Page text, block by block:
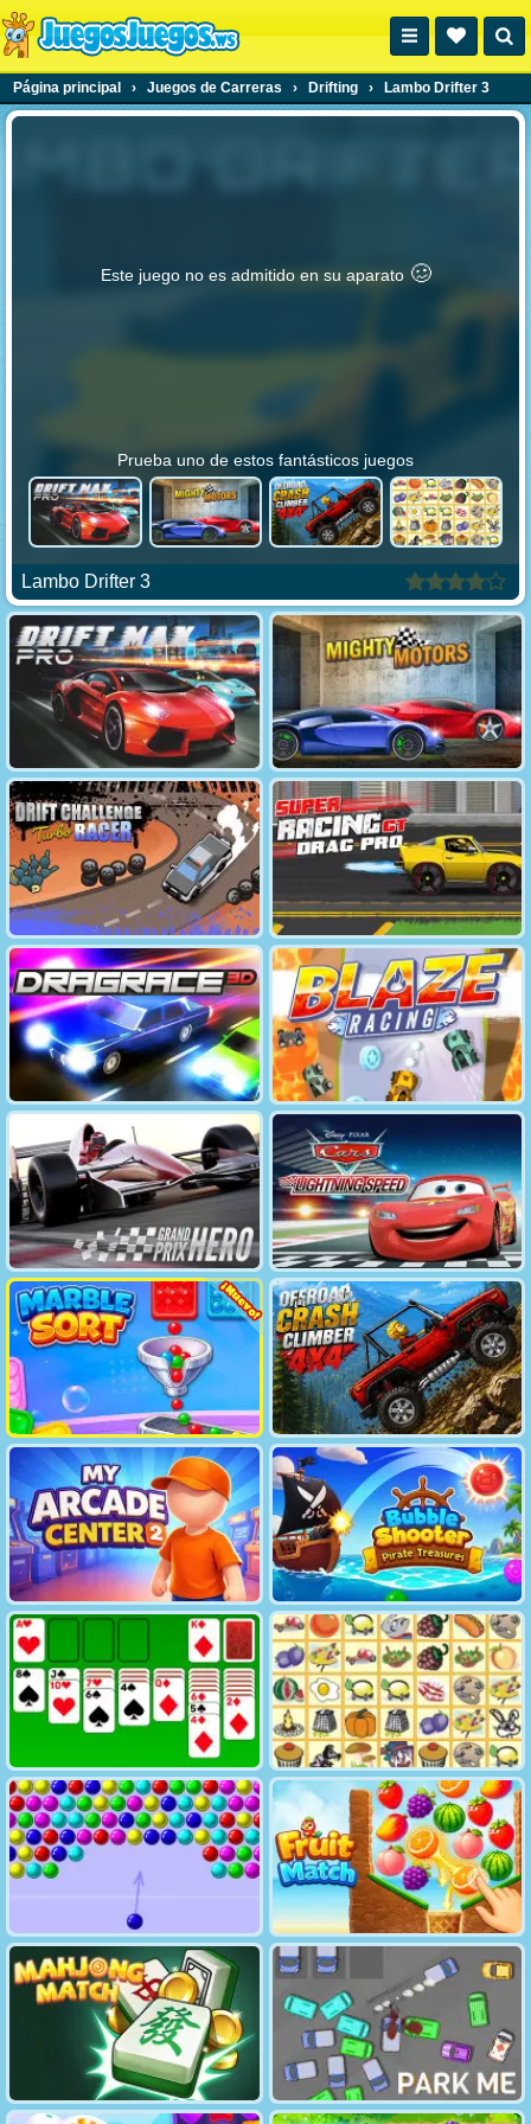
Página principal › Juegos de Carreras › Drifting › Lambo Drifter 3
Este juego no es admitido en su aparato 🥴️
Prueba uno de estos fantásticos juegos
Lambo Drifter 3